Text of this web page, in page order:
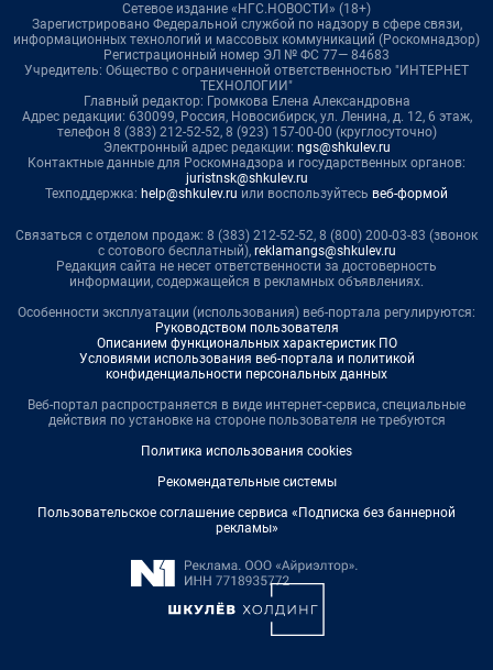
Сетевое издание «НГС.НОВОСТИ» (18+)
Зарегистрировано Федеральной службой по надзору в сфере связи,
информационных технологий и массовых коммуникаций (Роскомнадзор)
Регистрационный номер ЭЛ № ФС 77— 84683
Учредитель: Общество с ограниченной ответственностью "ИНТЕРНЕТ
ТЕХНОЛОГИИ"
Главный редактор: Громкова Елена Александровна
Адрес редакции: 630099, Россия, Новосибирск, ул. Ленина, д. 12, 6 этаж,
телефон 8 (383) 212-52-52, 8 (923) 157-00-00 (круглосуточно)
Электронный адрес редакции: ngs@shkulev.ru
Контактные данные для Роскомнадзора и государственных органов:
juristnsk@shkulev.ru
Техподдержка: help@shkulev.ru или воспользуйтесь веб-формой
Связаться с отделом продаж: 8 (383) 212-52-52, 8 (800) 200-03-83 (звонок
с сотового бесплатный), reklamangs@shkulev.ru
Редакция сайта не несет ответственности за достоверность
информации, содержащейся в рекламных объявлениях.
Особенности эксплуатации (использования) веб-портала регулируются:
Руководством пользователя
Описанием функциональных характеристик ПО
Условиями использования веб-портала и политикой
конфиденциальности персональных данных
Веб-портал распространяется в виде интернет-сервиса, специальные
действия по установке на стороне пользователя не требуются
Политика использования cookies
Рекомендательные системы
Пользовательское соглашение сервиса «Подписка без баннерной
рекламы»